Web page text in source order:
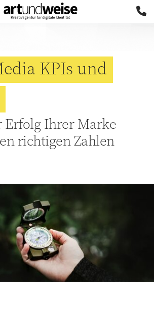
KPIs und
Erfolg Ihrer Marke
richtigen Zahlen